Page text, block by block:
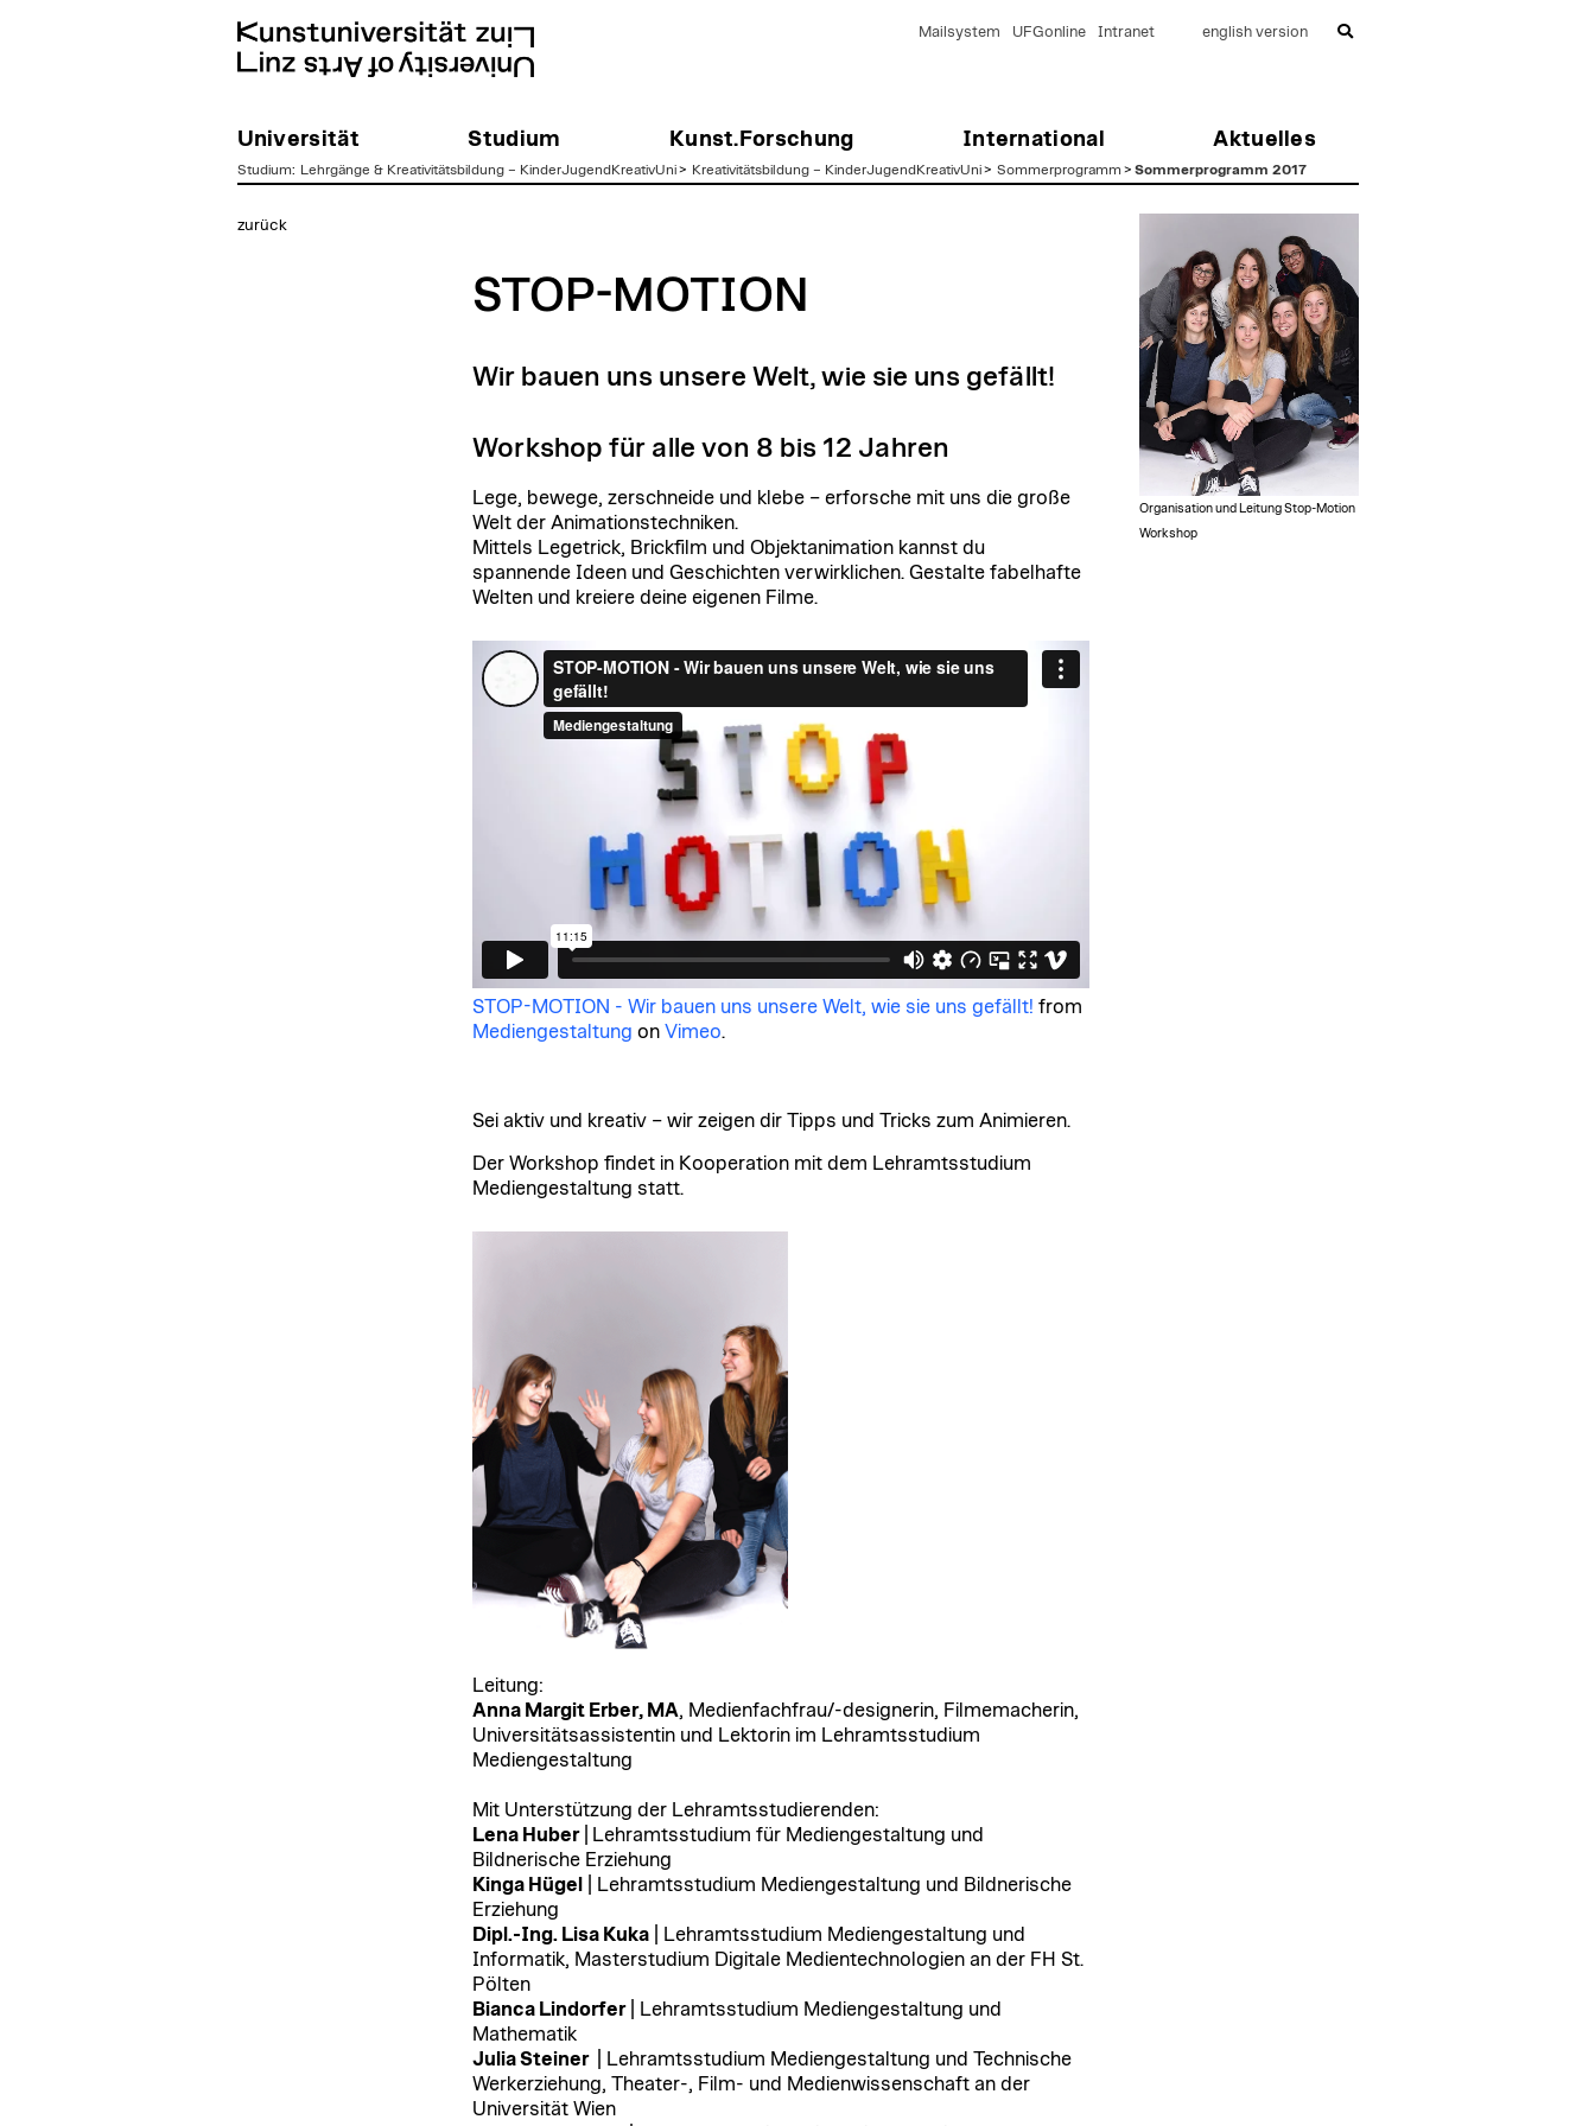
Universität Studium Kunst.Forschung International Aktuelles
Mailsystem UFGonline Intranet english version
Studium: Lehrgänge & Kreativitätsbildung – KinderJugendKreativUni> Kreativitätsbildung – KinderJugendKreativUni> Sommerprogramm > Sommerprogramm 2017
zurück
STOP-MOTION
Wir bauen uns unsere Welt, wie sie uns gefällt!
Workshop für alle von 8 bis 12 Jahren
Lege, bewege, zerschneide und klebe – erforsche mit uns die große
Welt der Animationstechniken.
Mittels Legetrick, Brickfilm und Objektanimation kannst du
spannende Ideen und Geschichten verwirklichen. Gestalte fabelhafte
Welten und kreiere deine eigenen Filme.
STOP-MOTION - Wir bauen uns unsere Welt, wie sie uns gefällt! from
Mediengestaltung on Vimeo.
Sei aktiv und kreativ – wir zeigen dir Tipps und Tricks zum Animieren.
Der Workshop findet in Kooperation mit dem Lehramtsstudium
Mediengestaltung statt.
Leitung:
Anna Margit Erber, MA, Medienfachfrau/-designerin, Filmemacherin,
Universitätsassistentin und Lektorin im Lehramtsstudium
Mediengestaltung
Mit Unterstützung der Lehramtsstudierenden:
Lena Huber| Lehramtsstudium für Mediengestaltung und
Bildnerische Erziehung
Kinga Hügel
| Lehramtsstudium Mediengestaltung und Bildnerische
Erziehung
Dipl.-Ing. Lisa Kuka| Lehramtsstudium Mediengestaltung und
Informatik, Masterstudium Digitale Medientechnologien an der FH St.
Pölten
Bianca Lindorfer| Lehramtsstudium Mediengestaltung und
Mathematik
Julia Steiner| Lehramtsstudium Mediengestaltung und Technische
Werkerziehung, Theater-, Film- und Medienwissenschaft an der
Universität Wien
Organisation und Leitung Stop-Motion
Workshop